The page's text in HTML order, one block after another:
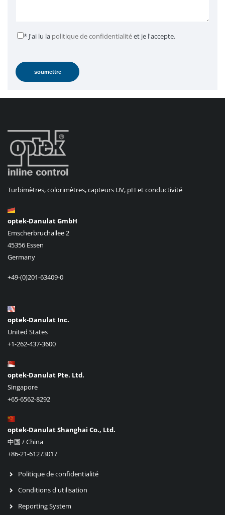
* J'ai lu la politique de confidentialitéet je l'accepte.
Turbimètres, colorimètres, capteurs UV, pH et conductivité
optek-Danulat GmbH
Emscherbruchallee 2
45356 Essen
Germany
+49-(0)201-63409-0
optek-Danulat Inc.
United States
+1-262-437-3600
optek-Danulat Pte. Ltd.
Singapore
+65-6562-8292
optek-Danulat Shanghai Co., Ltd.
中国 / China
+86-21-61273017
Politique de confidentialité
Conditions d'utilisation
Reporting System